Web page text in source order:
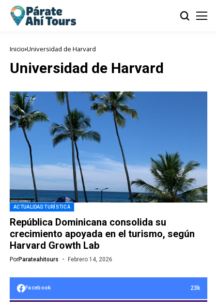
Inicio Universidad de Harvard
Universidad de Harvard
ACTUALIDAD TURÍSTICA
República Dominicana consolida su
crecimiento apoyada en el turismo, según
Harvard Growth Lab
PorParateahitours Febrero 14, 2026
Facebook 23k